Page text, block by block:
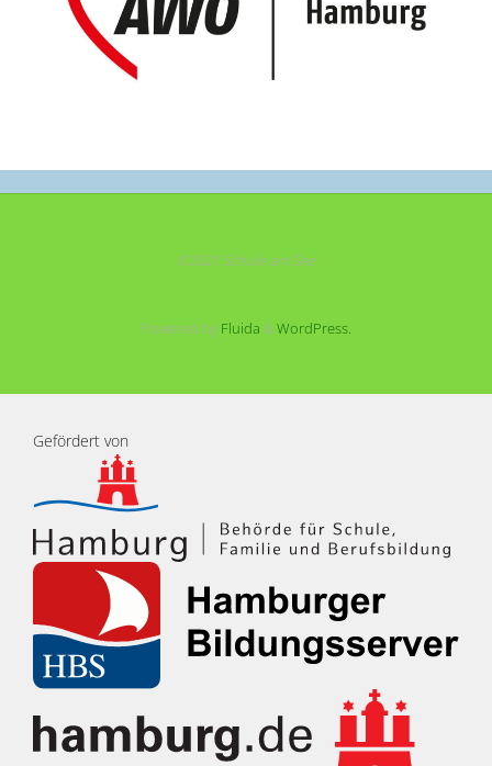
©2021 Schule am See
Powered byFluida &WordPress.
Gefördert von